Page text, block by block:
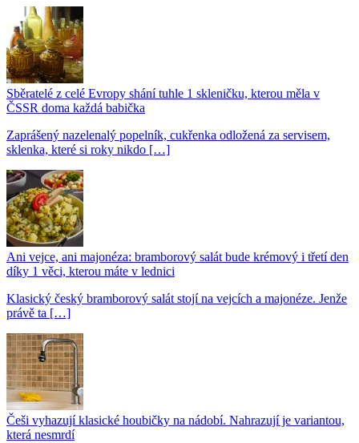
Sběratelé z celé Evropy shání tuhle 1 skleničku, kterou měla v
ČSSR doma každá babička
Zaprášený nazelenalý popelník, cukřenka odložená za servisem,
sklenka, které si roky nikdo […]
Ani vejce, ani majonéza: bramborový salát bude krémový i třetí den
díky 1 věci, kterou máte v lednici
Klasický český bramborový salát stojí na vejcích a majonéze. Jenže
právě ta […]
Češi vyhazují klasické houbičky na nádobí. Nahrazují je variantou,
která nesmrdí